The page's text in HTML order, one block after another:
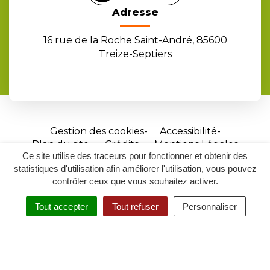
Ce site utilise des traceurs pour fonctionner et obtenir des
statistiques d'utilisation afin améliorer l'utilisation, vous pouvez
contrôler ceux que vous souhaitez activer.
Tout accepter Tout refuser Personnaliser
RECHERCHER
ACCESSIBILITÉ
Adresse
16 rue de la Roche Saint-André, 85600
Treize-Septiers
Gestion des cookies
Accessibilité
Plan du site
Crédits
Mentions Légales
Site
réalisé
par
Inovagora